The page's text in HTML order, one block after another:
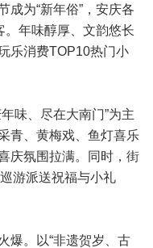
为“新年俗”，安庆各
。年味醇厚、文韵悠长
乐消费TOP10热门小
味、尽在大南门”为主
青、黄梅戏、鱼灯喜乐
庆氛围拉满。同时，街
游派送祝福与小礼
。以“非遗贺岁、古